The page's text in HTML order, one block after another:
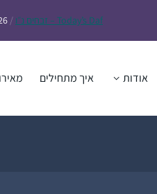
Today’s Daf – זבחים נ״ו /
אודות איך מתחילים